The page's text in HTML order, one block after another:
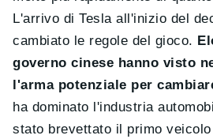
L'arrivo di Tesla all'inizio del
cambiato le regole del gioco.
governo cinese hanno visto
l'arma potenziale per
ha dominato l'industria
stato brevettato il primo